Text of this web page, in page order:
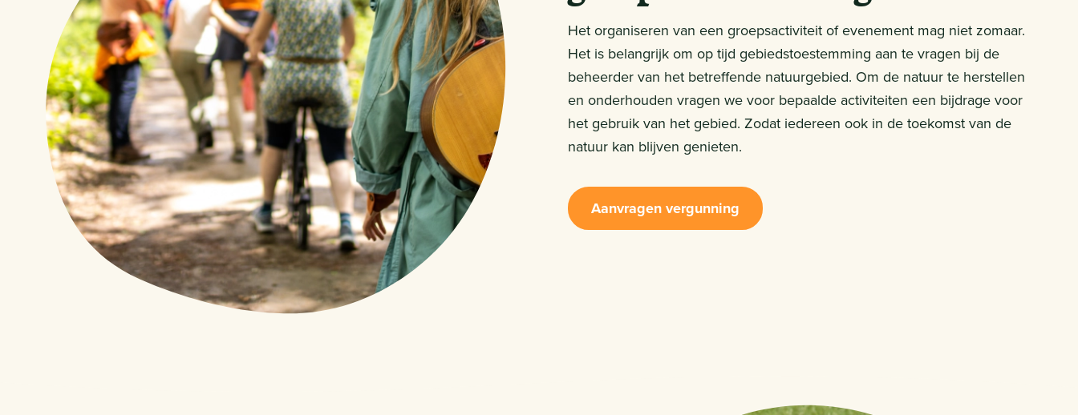
Het organiseren van een groepsactiviteit of evenement mag niet zomaar.
Het is belangrijk om op tijd gebiedstoestemming aan te vragen bij de
beheerder van het betreffende natuurgebied. Om de natuur te herstellen
en onderhouden vragen we voor bepaalde activiteiten een bijdrage voor
het gebruik van het gebied. Zodat iedereen ook in de toekomst van de
natuur kan blijven genieten.
Aanvragen vergunning